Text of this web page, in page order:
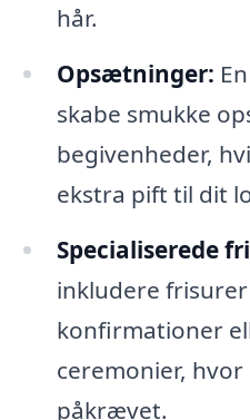
hår.
Opsætninger:
skabe smukke
begivenheder,
ekstra pift til dit
Specialiserede
inkludere
konfirmationer
ceremonier,
påkrævet.